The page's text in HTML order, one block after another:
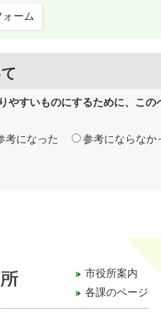
ーム
やすいものにするために、こ
考になった 参考にならなか
市役所案内
各課のページ